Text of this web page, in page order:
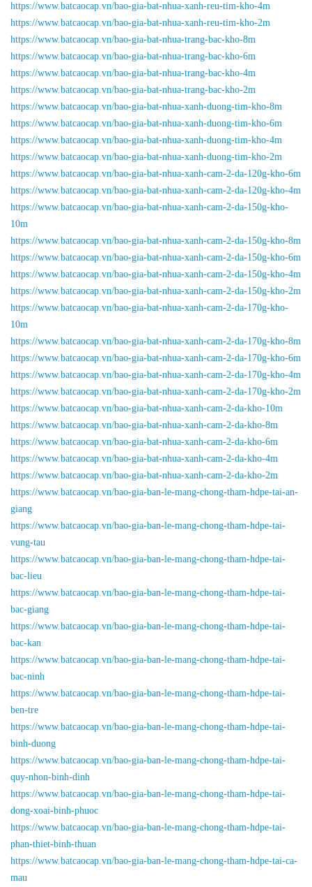
https://www.batcaocap.vn/bao-gia-bat-nhua-xanh-reu-tim-kho-4m
https://www.batcaocap.vn/bao-gia-bat-nhua-xanh-reu-tim-kho-2m
https://www.batcaocap.vn/bao-gia-bat-nhua-trang-bac-kho-8m
https://www.batcaocap.vn/bao-gia-bat-nhua-trang-bac-kho-6m
https://www.batcaocap.vn/bao-gia-bat-nhua-trang-bac-kho-4m
https://www.batcaocap.vn/bao-gia-bat-nhua-trang-bac-kho-2m
https://www.batcaocap.vn/bao-gia-bat-nhua-xanh-duong-tim-kho-8m
https://www.batcaocap.vn/bao-gia-bat-nhua-xanh-duong-tim-kho-6m
https://www.batcaocap.vn/bao-gia-bat-nhua-xanh-duong-tim-kho-4m
https://www.batcaocap.vn/bao-gia-bat-nhua-xanh-duong-tim-kho-2m
https://www.batcaocap.vn/bao-gia-bat-nhua-xanh-cam-2-da-120g-kho-6m
https://www.batcaocap.vn/bao-gia-bat-nhua-xanh-cam-2-da-120g-kho-4m
https://www.batcaocap.vn/bao-gia-bat-nhua-xanh-cam-2-da-150g-kho-
10m
https://www.batcaocap.vn/bao-gia-bat-nhua-xanh-cam-2-da-150g-kho-8m
https://www.batcaocap.vn/bao-gia-bat-nhua-xanh-cam-2-da-150g-kho-6m
https://www.batcaocap.vn/bao-gia-bat-nhua-xanh-cam-2-da-150g-kho-4m
https://www.batcaocap.vn/bao-gia-bat-nhua-xanh-cam-2-da-150g-kho-2m
https://www.batcaocap.vn/bao-gia-bat-nhua-xanh-cam-2-da-170g-kho-
10m
https://www.batcaocap.vn/bao-gia-bat-nhua-xanh-cam-2-da-170g-kho-8m
https://www.batcaocap.vn/bao-gia-bat-nhua-xanh-cam-2-da-170g-kho-6m
https://www.batcaocap.vn/bao-gia-bat-nhua-xanh-cam-2-da-170g-kho-4m
https://www.batcaocap.vn/bao-gia-bat-nhua-xanh-cam-2-da-170g-kho-2m
https://www.batcaocap.vn/bao-gia-bat-nhua-xanh-cam-2-da-kho-10m
https://www.batcaocap.vn/bao-gia-bat-nhua-xanh-cam-2-da-kho-8m
https://www.batcaocap.vn/bao-gia-bat-nhua-xanh-cam-2-da-kho-6m
https://www.batcaocap.vn/bao-gia-bat-nhua-xanh-cam-2-da-kho-4m
https://www.batcaocap.vn/bao-gia-bat-nhua-xanh-cam-2-da-kho-2m
https://www.batcaocap.vn/bao-gia-ban-le-mang-chong-tham-hdpe-tai-an-
giang
https://www.batcaocap.vn/bao-gia-ban-le-mang-chong-tham-hdpe-tai-
vung-tau
https://www.batcaocap.vn/bao-gia-ban-le-mang-chong-tham-hdpe-tai-
bac-lieu
https://www.batcaocap.vn/bao-gia-ban-le-mang-chong-tham-hdpe-tai-
bac-giang
https://www.batcaocap.vn/bao-gia-ban-le-mang-chong-tham-hdpe-tai-
bac-kan
https://www.batcaocap.vn/bao-gia-ban-le-mang-chong-tham-hdpe-tai-
bac-ninh
https://www.batcaocap.vn/bao-gia-ban-le-mang-chong-tham-hdpe-tai-
ben-tre
https://www.batcaocap.vn/bao-gia-ban-le-mang-chong-tham-hdpe-tai-
binh-duong
https://www.batcaocap.vn/bao-gia-ban-le-mang-chong-tham-hdpe-tai-
quy-nhon-binh-dinh
https://www.batcaocap.vn/bao-gia-ban-le-mang-chong-tham-hdpe-tai-
dong-xoai-binh-phuoc
https://www.batcaocap.vn/bao-gia-ban-le-mang-chong-tham-hdpe-tai-
phan-thiet-binh-thuan
https://www.batcaocap.vn/bao-gia-ban-le-mang-chong-tham-hdpe-tai-ca-
mau